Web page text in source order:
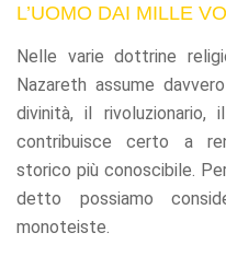
L’UOMO DAI MILLE
Nelle varie dottrine
Nazareth assume
divinità, il
contribuisce certo a
storico più conoscibile.
detto possiamo
monoteiste.